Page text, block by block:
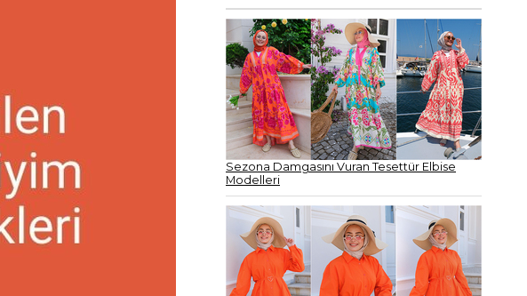
Sezona Damgasını Vuran Tesettür Elbise
Modelleri